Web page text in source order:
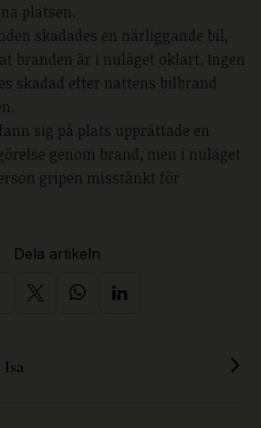
platsen.
skadades en närliggande bil,
branden är i nuläget oklart. Ingen
skadad efter nattens bilbrand
sig på plats upprättade en
genom brand, men i nuläget
gripen misstänkt för
Dela artikeln